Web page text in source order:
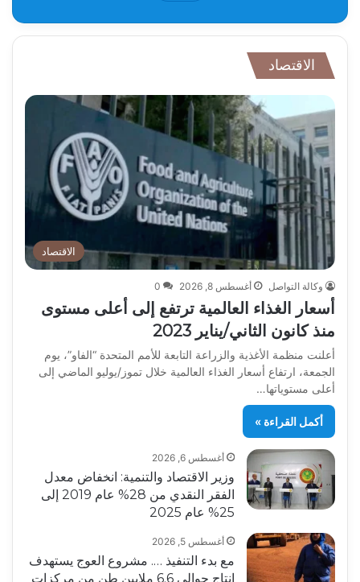
الاقتصاد
الاقتصاد
وكالة التواصل أغسطس 8, 2026 0
أسعار الغذاء العالمية ترتفع إلى أعلى مستوى
منذ كانون الثاني/يناير 2023
أعلنت منظمة الأغذية والزراعة التابعة للأمم المتحدة “الفاو”، يوم
الجمعة، ارتفاع أسعار الغذاء العالمية خلال تموز/يوليو الماضي إلى
أعلى مستوياتها…
أكمل القراءة »
أغسطس 6, 2026
وزير الاقتصاد والتنمية: انخفاض معدل
الفقر النقدي من 28% عام 2019 إلى
25% عام 2025
أغسطس 5, 2026
مع بدء التنفيذ …. مشروع العوج يستهدف
إنتاج حوالي 6.6 ملايين طن من مركزات